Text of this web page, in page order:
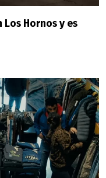
Hornos y es